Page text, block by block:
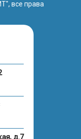
все права